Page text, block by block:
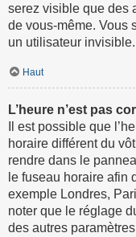
serez visible que des
de vous-même. Vous
un utilisateur invisible.
Haut
L’heure n’est pas
Il est possible que
horaire différent du
rendre dans le
le fuseau horaire afin
exemple Londres,
noter que le réglage
des autres